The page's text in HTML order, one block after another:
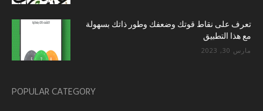
تعرف على نقاط قوتك وضعفك وطور ذاتك بسهولة
مع هذا التطبيق
مارس 30, 2023
POPULAR CATEGORY